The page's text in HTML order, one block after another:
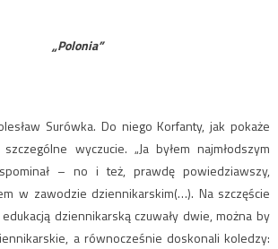
„Polonia”
Surówka. Do niego Korfanty, jak pokaże
wyczucie. „Ja byłem najmłodszym
– no i też, prawdę powiedziawszy,
w zawodzie dziennikarskim(…). Na szczęście
dziennikarską czuwały dwie, można by
a równocześnie doskonali koledzy: